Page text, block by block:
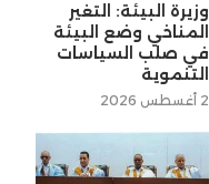
وزيرة البيئة: التغير
المناخي وضع البيئة
في صلب السياسات
التنموية
2 أغسطس 2026